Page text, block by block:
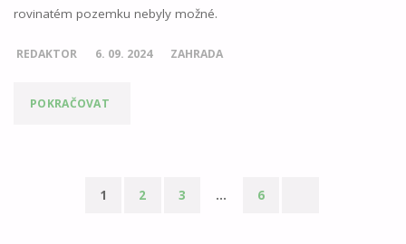
rovinatém pozemku nebyly možné.
REDAKTOR 6. 09. 2024 ZAHRADA
POKRAČOVAT
1 2 3 … 6